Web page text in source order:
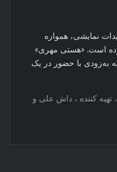
نمایشی، همواره
بوده است. «هستی مهری»
به‌زودی با حضور در یک
کننده ، داش علی و